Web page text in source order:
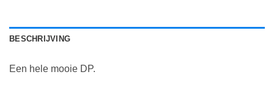
BESCHRIJVING
Een hele mooie DP.